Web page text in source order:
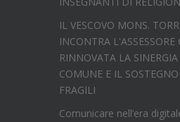
IL VESCOVO MONS.
INCONTRA L'ASSESSORE
RINNOVATA LA
COMUNE E IL
FRAGILI
Comunicare nell’era